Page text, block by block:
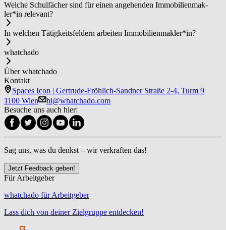
Welche Schulfächer sind für einen angehenden Im­mo­bi­li­en­mak­
ler*in relevant?
In welchen Tätigkeitsfeldern arbeiten Im­mo­bi­li­en­mak­ler*in?
whatchado
Über whatchado
Kontakt
Spaces Icon | Gertrude-Fröhlich-Sandner Straße 2-4, Turm 9
1100 Wien
hi@whatchado.com
Besuche uns auch hier:
Sag uns, was du denkst – wir verkraften das!
Jetzt Feedback geben!
Für Arbeitgeber
whatchado für Arbeitgeber
Lass dich von deiner Zielgruppe entdecken!